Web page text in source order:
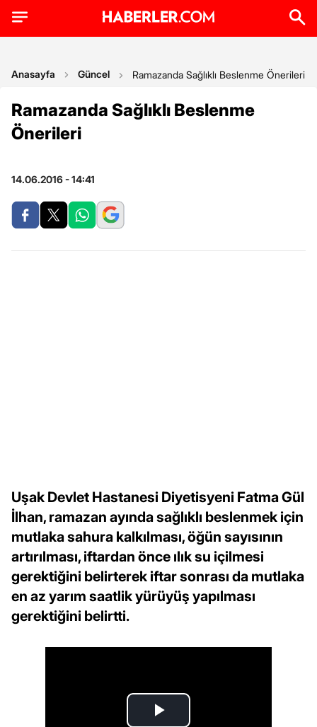
Anasayfa Güncel Ramazanda Sağlıklı Beslenme Önerileri
Ramazanda Sağlıklı Beslenme
Önerileri
14.06.2016 - 14:41
Uşak Devlet Hastanesi Diyetisyeni Fatma Gül
İlhan, ramazan ayında sağlıklı beslenmek için
mutlaka sahura kalkılması, öğün sayısının
artırılması, iftardan önce ılık su içilmesi
gerektiğini belirterek iftar sonrası da mutlaka
en az yarım saatlik yürüyüş yapılması
gerektiğini belirtti.